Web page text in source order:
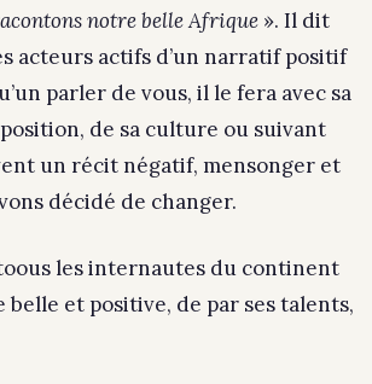
notre belle Afrique ». Il dit
acteurs actifs d’un narratif positif
parler de vous, il le fera avec sa
de sa culture ou suivant
un récit négatif, mensonger et
décidé de changer.
les internautes du continent
et positive, de par ses talents,